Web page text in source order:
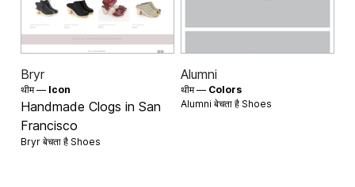
Bryr
थीम — Icon
Handmade Clogs in San
Francisco
Bryr बेचता है Shoes
Alumni
थीम — Colors
Alumni बेचता है Shoes